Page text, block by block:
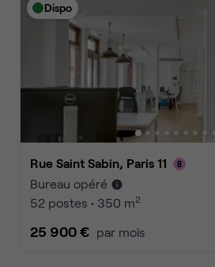
Dispo
Rue Saint Sabin, Paris 11
Bureau opéré
52 postes • 350 m2
25 900 € par mois